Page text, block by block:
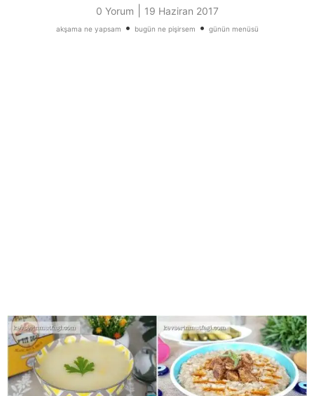
0 Yorum 19 Haziran 2017
akşama ne yapsam • bugün ne pişirsem • günün menüsü